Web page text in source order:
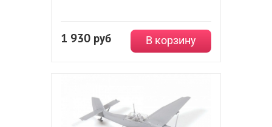
1 930 руб В корзину